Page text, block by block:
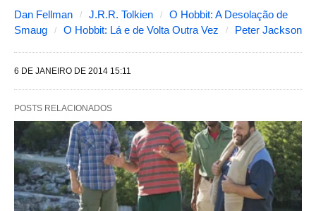
a
s
s
e
g
u
n
e
Dan Fellman J.R.R. Tolkien
O Hobbit: A Desolação de
Smaug
O Hobbit: Lá e de Volta Outra Vez Peter Jackson
6 DE JANEIRO DE 2014 15:11
POSTS RELACIONADOS